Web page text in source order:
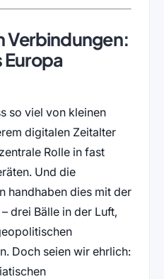
Verbindungen:
Europa
so viel von kleinen
digitalen Zeitalter
Rolle in fast
Und die
handhaben dies mit der
drei Bälle in der Luft,
Doch seien wir ehrlich: